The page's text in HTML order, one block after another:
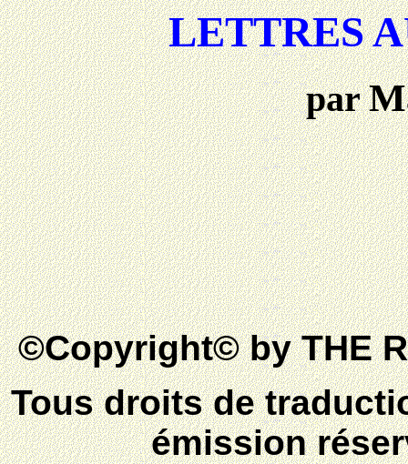
LETTRES
par
©Copyright© by THE
Tous droits de
émission